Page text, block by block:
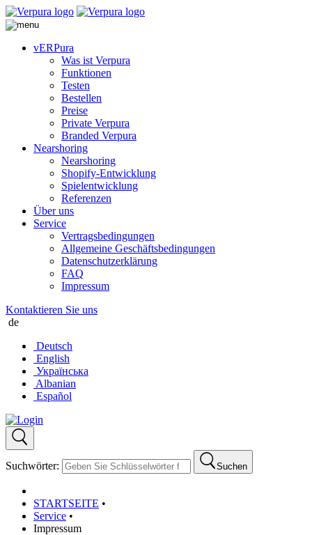
vERPura
Was ist Verpura
Funktionen
Testen
Bestellen
Preise
Private Verpura
Branded Verpura
Nearshoring
Nearshoring
Shopify-Entwicklung
Spielentwicklung
Referenzen
Über uns
Service
Vertragsbedingungen
Allgemeine Geschäftsbedingungen
Datenschutzerklärung
FAQ
Impressum
Kontaktieren Sie uns
de
Deutsch
English
Українська
Albanian
Español
Suchwörter: Suchen
STARTSEITE •
Service •
Impressum